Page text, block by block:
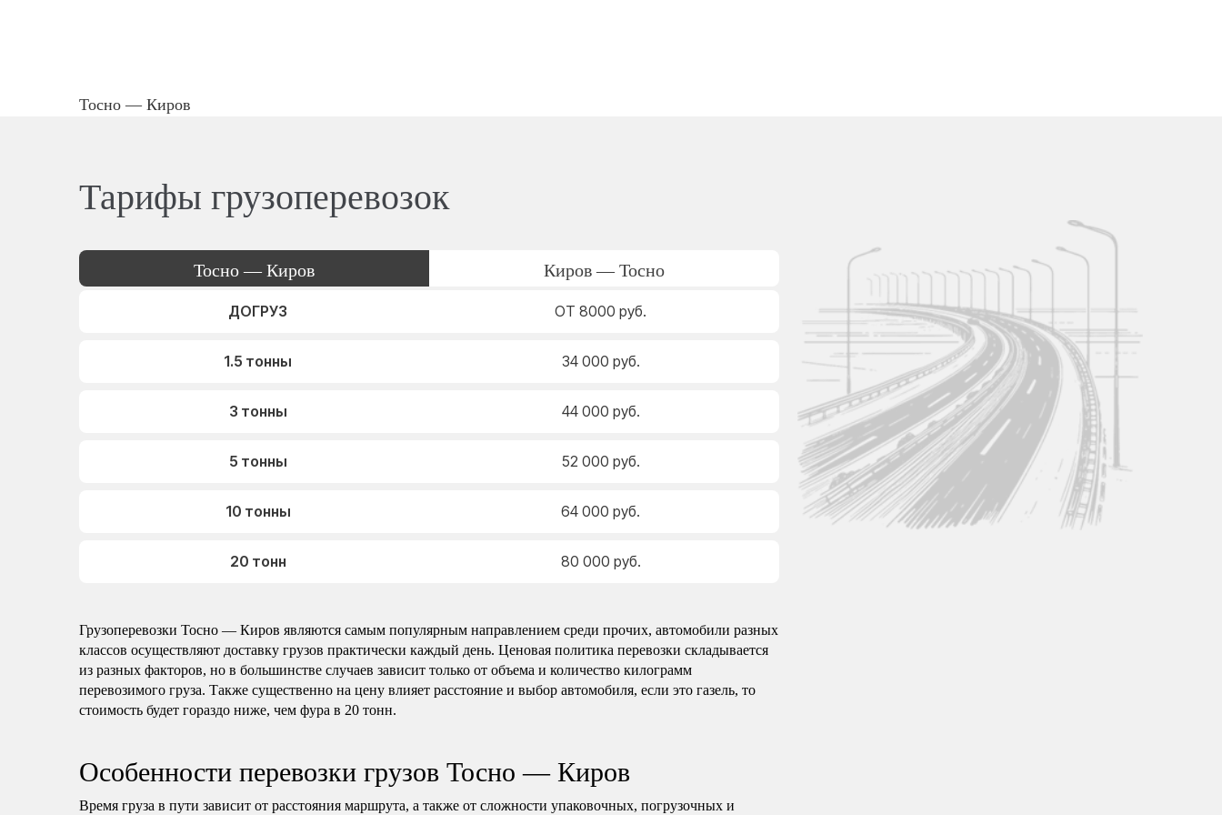
Тосно — Киров
Тарифы грузоперевозок
Тосно — Киров Киров — Тосно
ДОГРУЗ ОТ 8000 руб.
1.5 тонны 34 000 руб.
3 тонны 44 000 руб.
5 тонны 52 000 руб.
10 тонны 64 000 руб.
20 тонн 80 000 руб.
Грузоперевозки Тосно — Киров являются самым популярным направлением среди прочих, автомобили разных
классов осуществляют доставку грузов практически каждый день. Ценовая политика перевозки складывается
из разных факторов, но в большинстве случаев зависит только от объема и количество килограмм
перевозимого груза. Также существенно на цену влияет расстояние и выбор автомобиля, если это газель, то
стоимость будет гораздо ниже, чем фура в 20 тонн.
Особенности перевозки грузов Тосно — Киров
Время груза в пути зависит от расстояния маршрута, а также от сложности упаковочных, погрузочных и